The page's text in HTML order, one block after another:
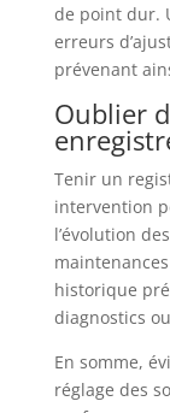
de point dur.
erreurs
prévenant
Oublier
Tenir un
intervention
l’évolution
historique
diagnostics
En somme,
réglage des